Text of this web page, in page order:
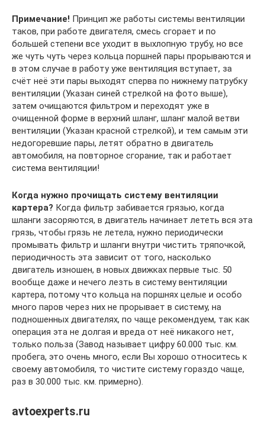
Примечание! Принцип же работы системы вентиляции
таков, при работе двигателя, смесь сгорает и по
большей степени все уходит в выхлопную трубу, но все
же чуть чуть через кольца поршней пары прорываются и
в этом случае в работу уже вентиляция вступает, за
счёт неё эти пары выходят сперва по нижнему патрубку
вентиляции (Указан синей стрелкой на фото выше),
затем очищаются фильтром и переходят уже в
очищенной форме в верхний шланг, шланг малой ветви
вентиляции (Указан красной стрелкой), и тем самым эти
недогоревшие пары, летят обратно в двигатель
автомобиля, на повторное сгорание, так и работает
система вентиляции!
Когда нужно прочищать систему вентиляции
картера? Когда фильтр забивается грязью, когда
шланги засоряются, в двигатель начинает лететь вся эта
грязь, чтобы грязь не летела, нужно периодически
промывать фильтр и шланги внутри чистить тряпочкой,
периодичность эта зависит от того, насколько
двигатель изношен, в новых движках первые тыс. 50
вообще даже и нечего лезть в систему вентиляции
картера, потому что кольца на поршнях целые и особо
много паров через них не прорывает в систему, на
подношенных двигателях, по чаще рекомендуем, так как
операция эта не долгая и вреда от неё никакого нет,
только польза (Завод называет цифру 60.000 тыс. км.
пробега, это очень много, если Вы хорошо относитесь к
своему автомобиля, то чистите систему гораздо чаще,
раз в 30.000 тыс. км. примерно).
avtoexperts.ru